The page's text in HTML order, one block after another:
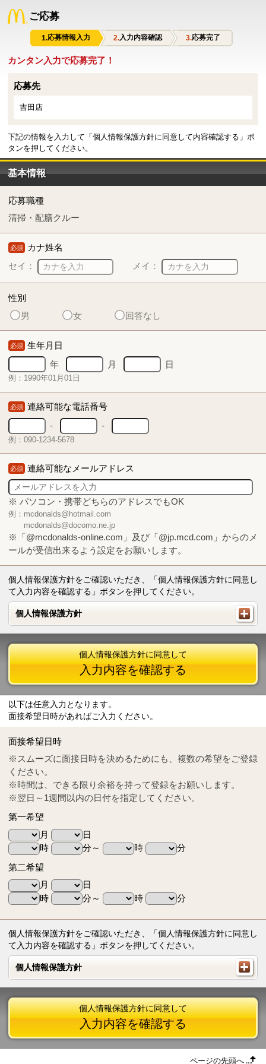
ご応募
応募情報入力 入力内容確認 応募完了
カンタン入力で応募完了！
応募先
吉田店
下記の情報を入力して「個人情報保護方針に同意して内容確認する」ボ
タンを押してください。
基本情報
応募職種
清掃・配膳クルー
必須 カナ姓名
セイ：
メイ：
性別
男
女 回答なし
必須 生年月日
年
月 日
例：1990年01月01日
必須 連絡可能な電話番号
-
-
例：090-1234-5678
必須 連絡可能なメールアドレス
※ パソコン・携帯どちらのアドレスでもOK
例：mcdonalds@hotmail.com
mcdonalds@docomo.ne.jp
※「@mcdonalds-online.com」及び「@jp.mcd.com」からのメ
ールが受信出来るよう設定をお願いします。
個人情報保護方針をご確認いただき、「個人情報保護方針に同意し
て入力内容を確認する」ボタンを押してください。
個人情報保護方針
個人情報保護方針
Tel
0570-55-0314
個人情報保護方針に同意して
入力内容を確認する
以下は任意入力となります。
面接希望日時があればご入力ください。
面接希望日時
※スムーズに面接日時を決めるためにも、複数の希望をご登録
ください。
※時間は、できる限り余裕を持って登録をお願いします。
※翌日～1週間以内の日付を指定してください。
第一希望
月
日
時
分～ 時
分
第二希望
月
日
時
分～ 時 分
個人情報保護方針をご確認いただき、「個人情報保護方針に同意し
て入力内容を確認する」ボタンを押してください。
個人情報保護方針
個人情報保護方針
個人情報保護方針に同意して
入力内容を確認する
ページの先頭へ